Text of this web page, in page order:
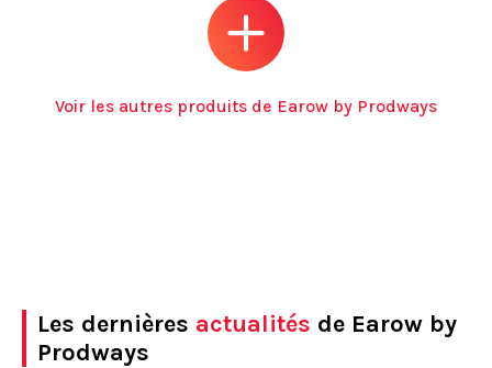
Voir les autres produits de Earow by Prodways
Les dernières actualités de Earow by
Prodways